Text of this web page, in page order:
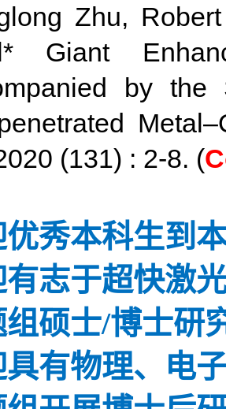
Zhu,
Giant
by the
(131) : 2-8. (
秀本科生到
志于超快激
硕士/博士研
有物理、电